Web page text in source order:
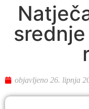
objavljeno 26. lipnja